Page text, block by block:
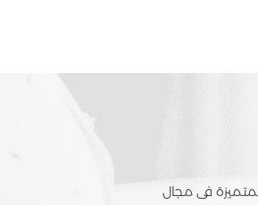
فى مجال